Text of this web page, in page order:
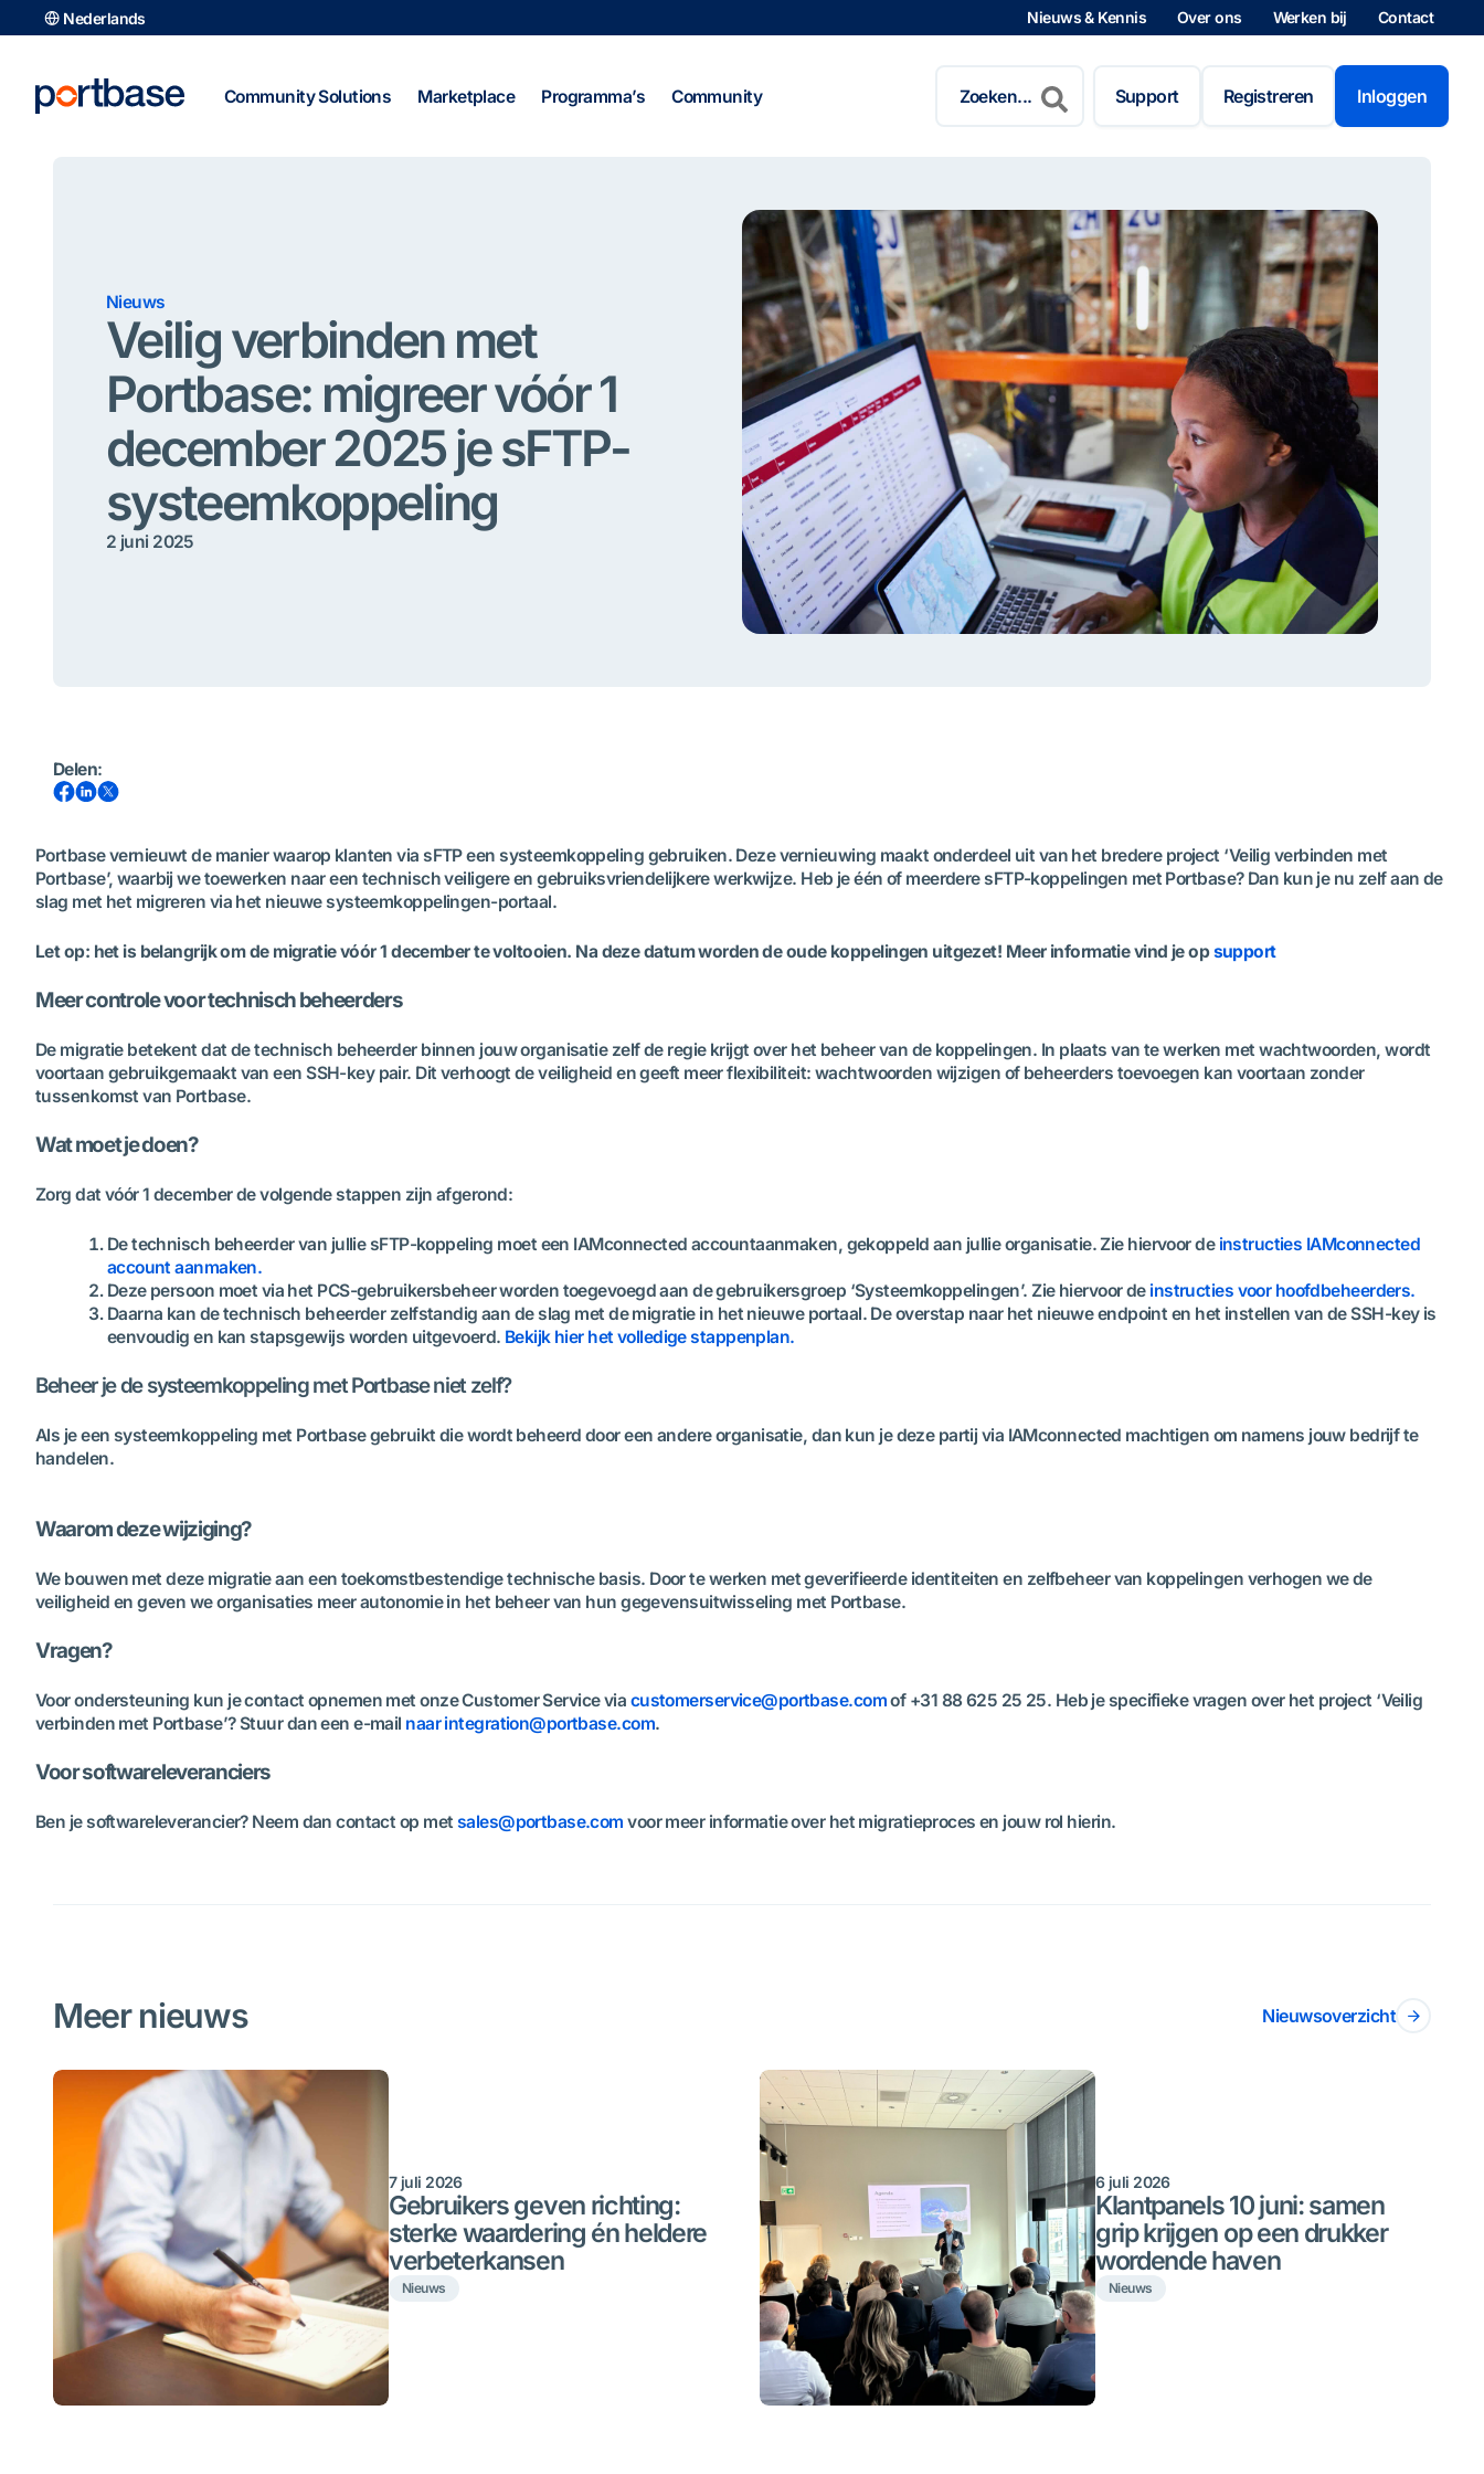
naar
inhoud
Nederlands Nieuws & Kennis Over ons Werken bij Contact
Community Solutions Marketplace Programma’s Community
naar:
Support Registreren Inloggen
Nieuws
Veilig verbinden met
Portbase: migreer vóór 1
december 2025 je sFTP-
systeemkoppeling
2 juni 2025
Delen:
Portbase vernieuwt de manier waarop klanten via sFTP een systeemkoppeling gebruiken. Deze vernieuwing maakt onderdeel uit van het bredere project ‘Veilig verbinden met
Portbase’, waarbij we toewerken naar een technisch veiligere en gebruiksvriendelijkere werkwijze. Heb je één of meerdere sFTP-koppelingen met Portbase? Dan kun je nu zelf aan de
slag met het migreren via het nieuwe systeemkoppelingen-portaal.
Let op: het is belangrijk om de migratie vóór 1 december te voltooien. Na deze datum worden de oude koppelingen uitgezet! Meer informatie vind je opsupport
Meer controle voor technisch beheerders
De migratie betekent dat de technisch beheerder binnen jouw organisatie zelf de regie krijgt over het beheer van de koppelingen. In plaats van te werken met wachtwoorden, wordt
voortaan gebruikgemaakt van een SSH-key pair. Dit verhoogt de veiligheid en geeft meer flexibiliteit: wachtwoorden wijzigen of beheerders toevoegen kan voortaan zonder
tussenkomst van Portbase.
Wat moet je doen?
Zorg dat vóór 1 december de volgende stappen zijn afgerond:
De technisch beheerder van jullie sFTP-koppeling moet een IAMconnected accountaanmaken, gekoppeld aan jullie organisatie. Zie hiervoor de instructies IAMconnected
account aanmaken.
Deze persoon moet via het PCS-gebruikersbeheer worden toegevoegd aan de gebruikersgroep ‘Systeemkoppelingen’. Zie hiervoor de instructies voor hoofdbeheerders.
Daarna kan de technisch beheerder zelfstandig aan de slag met de migratie in het nieuwe portaal. De overstap naar het nieuwe endpoint en het instellen van de SSH-key is
eenvoudig en kan stapsgewijs worden uitgevoerd. Bekijk hier het volledige stappenplan.
Beheer je de systeemkoppeling met Portbase niet zelf?
Als je een systeemkoppeling met Portbase gebruikt die wordt beheerd door een andere organisatie, dan kun je deze partij via IAMconnected machtigen om namens jouw bedrijf te
handelen.
Waarom deze wijziging?
We bouwen met deze migratie aan een toekomstbestendige technische basis. Door te werken met geverifieerde identiteiten en zelfbeheer van koppelingen verhogen we de
veiligheid en geven we organisaties meer autonomie in het beheer van hun gegevensuitwisseling met Portbase.
Vragen?
Voor ondersteuning kun je contact opnemen met onze Customer Service via customerservice@portbase.comof +31 88 625 25 25. Heb je specifieke vragen over het project ‘Veilig
verbinden met Portbase’? Stuur dan een e-mail naar integration@portbase.com.
Voor softwareleveranciers
Ben je softwareleverancier? Neem dan contact op met sales@portbase.com voor meer informatie over het migratieproces en jouw rol hierin.
Meer nieuws Nieuwsoverzicht
7 juli 2026
Gebruikers geven richting:
sterke waardering én heldere
verbeterkansen
Nieuws
6 juli 2026
Klantpanels 10 juni: samen
grip krijgen op een drukker
wordende haven
Nieuws